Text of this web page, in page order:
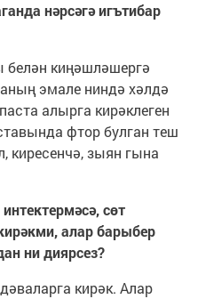
нәрсәгә игътибар
киңәшләшергә
эмале ниндә хәлдә
алырга кирәклеген
фтор булган теш
киресенчә, зыян гына
сөт
алар барыбер
ни диярсез?
кирәк. Алар